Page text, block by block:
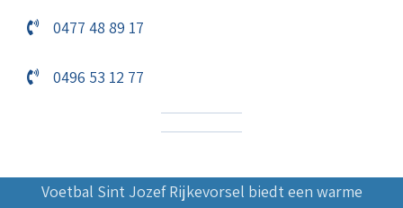
Voetbal Sint Jozef Rijkevorsel biedt een warme
0477 48 89 17
0496 53 12 77